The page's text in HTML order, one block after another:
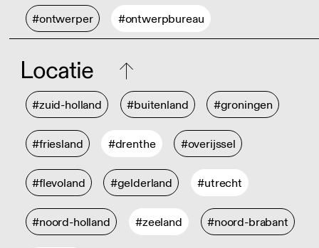
#ontwerper #ontwerpbureau
Locatie
#zuid-holland #buitenland #groningen
#friesland #drenthe #overijssel
#flevoland #gelderland #utrecht
#noord-holland #zeeland #noord-brabant